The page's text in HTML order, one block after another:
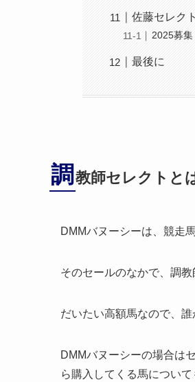
佐藤セレクト
2025募集
最後に
調 教師セレクトと
DMMバヌーシーは、競走
そのセールのなかで、調
だいたい高額馬なので、
DMMバヌーシーの場合は
ら購入してくる馬につい